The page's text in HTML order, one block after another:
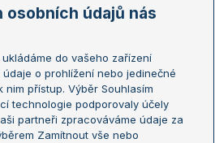
Australian Open
French Open
Wimbledon
US Open
osobních údajů nás
ukládáme do vašeho zařízení
o prohlížení nebo jedinečné
nim přístup. Výběr Souhlasím
technologie podporovaly účely
partneři zpracováváme údaje za
Zamítnout vše nebo